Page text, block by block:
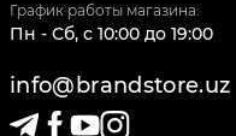
График работы магазина:
Пн - Сб, c 10:00 до 19:00
info@brandstore.uz